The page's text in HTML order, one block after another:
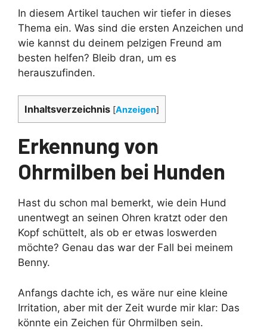
In diesem Artikel tauchen wir tiefer in dieses
Thema ein. Was sind die ersten Anzeichen und
wie kannst du deinem pelzigen Freund am
besten helfen? Bleib dran, um es
herauszufinden.
Inhaltsverzeichnis [Anzeigen]
Erkennung von
Ohrmilben bei Hunden
Hast du schon mal bemerkt, wie dein Hund
unentwegt an seinen Ohren kratzt oder den
Kopf schüttelt, als ob er etwas loswerden
möchte? Genau das war der Fall bei meinem
Benny.
Anfangs dachte ich, es wäre nur eine kleine
Irritation, aber mit der Zeit wurde mir klar: Das
könnte ein Zeichen für Ohrmilben sein.